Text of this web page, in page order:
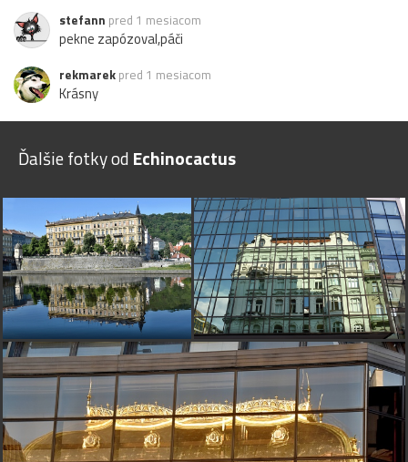
stefann pred 1 mesiacom
pekne zapózoval,páči
rekmarek pred 1 mesiacom
Krásny
Ďalšie fotky od Echinocactus